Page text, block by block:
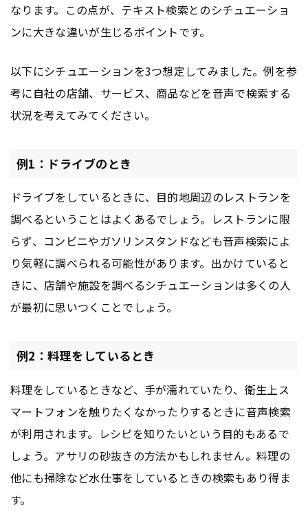
なります。この点が、 テキスト検索とのシチュエーショ
ンに大きな違いが生じるポイントです。
以下にシチュエーションを3つ想定してみました。例を参
考に自社の店舗、サービス、商品などを音声で検索する
状況を考えてみてください。
例1：ドライブのとき
ドライブをしているときに、目的地周辺のレストランを
調べるということはよくあるでしょう。レストランに限
らず、コンビニやガソリンスタンドなども音声検索によ
り気軽に調べられる可能性があります。出かけていると
きに、店舗や施設を調べるシチュエーションは多くの人
が最初に思いつくことでしょう。
例2：料理をしているとき
料理をしているときなど、手が濡れていたり、衛生上ス
マートフォンを触りたくなかったりするときに音声検索
が利用されます。レシピを知りたいという目的もあるで
しょう。アサリの砂抜きの方法かもしれません。料理の
他にも掃除など水仕事をしているときの検索もあり得ま
す。